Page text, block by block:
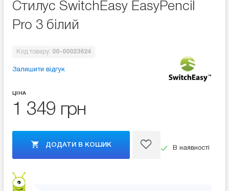
Стилус SwitchEasy EasyPencil
Pro 3 білий
Код товару: 00-00023624
Залишити відгук
ЦІНА
1 349 грн
ДОДАТИ В КОШИК
В наявності